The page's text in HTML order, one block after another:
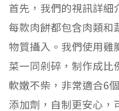
首先，我們的視訊詳細
每款肉餅都包含肉類和
物質攝入。我們使用雞
菜一同剁碎，制作成比
軟嫩不柴，非常適合6
添加劑，自制更安心，